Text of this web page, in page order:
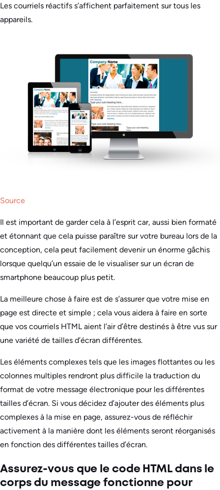
Les courriels réactifs s’affichent parfaitement sur tous les
appareils.
Source
Il est important de garder cela à l’esprit car, aussi bien formaté
et étonnant que cela puisse paraître sur votre bureau lors de la
conception, cela peut facilement devenir un énorme gâchis
lorsque quelqu’un essaie de le visualiser sur un écran de
smartphone beaucoup plus petit.
La meilleure chose à faire est de s’assurer que votre mise en
page est directe et simple ; cela vous aidera à faire en sorte
que vos courriels HTML aient l’air d’être destinés à être vus sur
une variété de tailles d’écran différentes.
Les éléments complexes tels que les images flottantes ou les
colonnes multiples rendront plus difficile la traduction du
format de votre message électronique pour les différentes
tailles d’écran. Si vous décidez d’ajouter des éléments plus
complexes à la mise en page, assurez-vous de réfléchir
activement à la manière dont les éléments seront réorganisés
en fonction des différentes tailles d’écran.
Assurez-vous que le code HTML dans le
corps du message fonctionne pour